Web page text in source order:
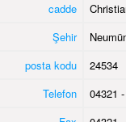
cadde
Şehir
posta kodu
24534
Telefon
04321